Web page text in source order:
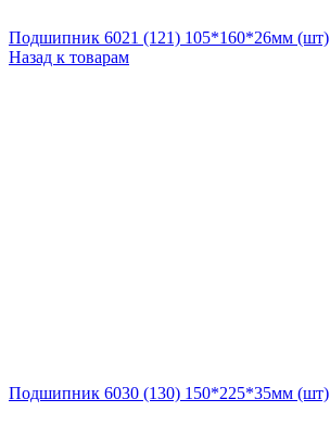
Подшипник 6021 (121) 105*160*26мм (шт)
Назад к товарам
Подшипник 6030 (130) 150*225*35мм (шт)